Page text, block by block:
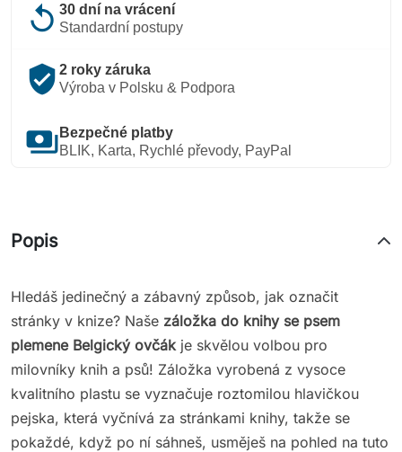
replay 30 dní na vrácení
Standardní postupy
verified_user 2 roky záruka
Výroba v Polsku & Podpora
payments Bezpečné platby
BLIK, Karta, Rychlé převody, PayPal
Popis
Hledáš jedinečný a zábavný způsob, jak označit
stránky v knize? Naše záložka do knihy se psem
plemene Belgický ovčák je skvělou volbou pro
milovníky knih a psů! Záložka vyrobená z vysoce
kvalitního plastu se vyznačuje roztomilou hlavičkou
pejskа, která vyčnívá za stránkami knihy, takže se
pokaždé, když po ní sáhneš, usměješ na pohled na tuto